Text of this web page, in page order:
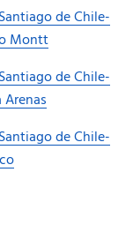
de Chile-
Montt
de Chile-
de Chile-